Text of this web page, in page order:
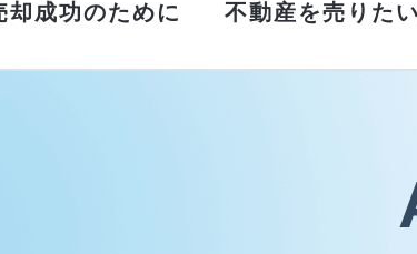
却成功のために 不動産を売りた